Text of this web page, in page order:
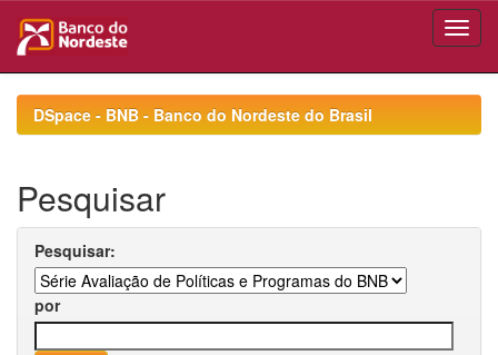
navigationDSpace - BNB - Banco do Nordeste do Brasil
Pesquisar
Pesquisar:
por